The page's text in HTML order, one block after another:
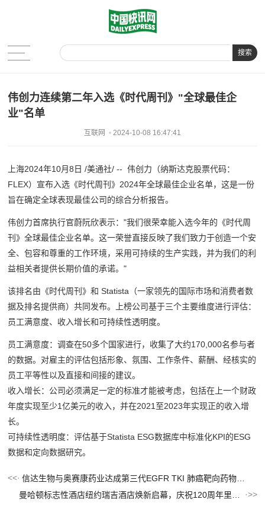
搜索
伟创力连续第二年入选《时代周刊》"全球最佳企
业"名单
互联网 2024-10-08 16:47:41
上海2024年10月8日 /美通社/ -- 伟创力（纳斯达克股票代码：
FLEX）宣布入选《时代周刊》2024年全球最佳企业名单，这是一份
旨在确定全球表现最佳公司的综合分析报告。
伟创力首席执行官蔚阮欣表示："我们很荣幸能入选今年的《时代周
刊》全球最佳企业名单。这一荣誉直接反映了我们致力于创造一个安
全、包容和尊重的工作环境，采用可持续的生产实践，并为我们的利
益相关者提供长期价值的承诺。"
该排名由《时代周刊》和 Statista（一家领先的国际市场和消费者数
据及排名提供商）共同发布。上榜公司基于三个主要维度进行评估：
员工满意度、收入增长和可持续性透明度。
员工满意度：调查在50多个国家进行，收集了大约170,000名参与者
的数据。对雇主的评估包括形象、氛围、工作条件、薪酬、经核实的
员工平等性以及直接和间接的建议。
收入增长：公司必须满足一定的标准才能被考虑，包括在上一个财政
年度实现至少1亿美元的收入，并在2021至2023年实现正的收入增
长。
可持续性透明度：评估基于Statista ESG数据库中标准化KPI的ESG
数据和定向数据研究。
信达生物与奥赛康药业达成第三代EGFR TKI 肺癌靶向药物利厄替尼片（奥壹新®）的战略合作
曼哈顿标志性酒店纽约瑞吉酒店焕新启幕，庆祝120周年里程碑